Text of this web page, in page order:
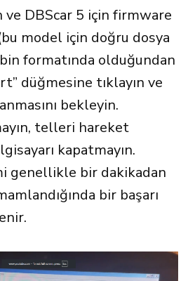
ve DBScar 5 için firmware
model için doğru dosya
formatında olduğundan
düğmesine tıklayın ve
bekleyin.
telleri hareket
kapatmayın.
genellikle bir dakikadan
bir başarı